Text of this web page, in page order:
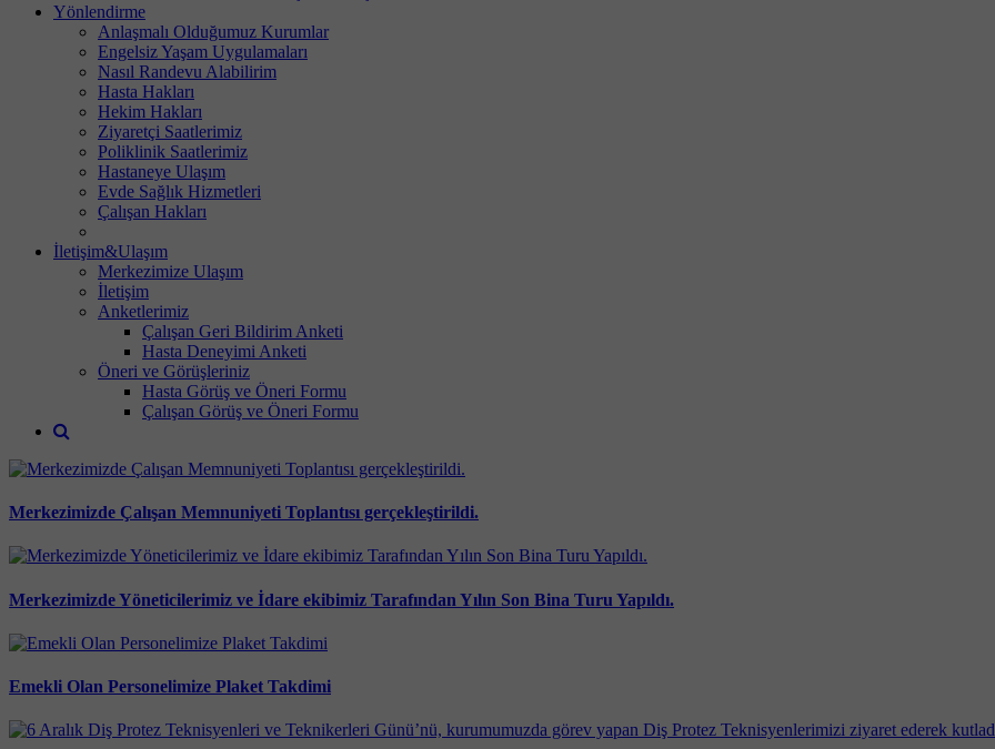
Yönlendirme
Anlaşmalı Olduğumuz Kurumlar
Engelsiz Yaşam Uygulamaları
Nasıl Randevu Alabilirim
Hasta Hakları
Hekim Hakları
Ziyaretçi Saatlerimiz
Poliklinik Saatlerimiz
Hastaneye Ulaşım
Evde Sağlık Hizmetleri
Çalışan Hakları
İletişim&Ulaşım
Merkezimize Ulaşım
İletişim
Anketlerimiz
Çalışan Geri Bildirim Anketi
Hasta Deneyimi Anketi
Öneri ve Görüşleriniz
Hasta Görüş ve Öneri Formu
Çalışan Görüş ve Öneri Formu
Merkezimizde Çalışan Memnuniyeti Toplantısı gerçekleştirildi.
Merkezimizde Yöneticilerimiz ve İdare ekibimiz Tarafından Yılın Son Bina Turu Yapıldı.
Emekli Olan Personelimize Plaket Takdimi